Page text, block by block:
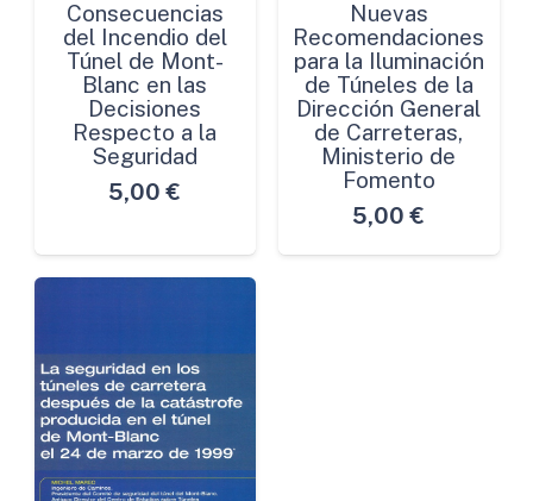
Consecuencias
del Incendio del
Túnel de Mont-
Blanc en las
Decisiones
Respecto a la
Seguridad
5,00 €
Nuevas
Recomendaciones
para la Iluminación
de Túneles de la
Dirección General
de Carreteras,
Ministerio de
Fomento
5,00 €